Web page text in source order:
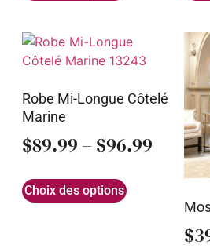
Robe Mi-Longue Côtelé
Marine
$89.99 – $96.99
Choix des options
$